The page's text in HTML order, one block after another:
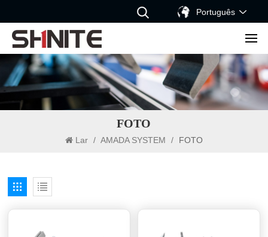
Português
FOTO
Lar / AMADA SYSTEM / FOTO